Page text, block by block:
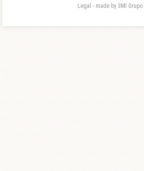
Legal - made by 3MI Grupo.